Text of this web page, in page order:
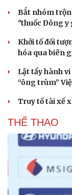
Bắt nhóm trộn
"thuốc Đông y
Khởi tố đối
hóa qua biên
Lật tẩy hành
“ông trùm”
Truy tố tài xế
THỂ THAO